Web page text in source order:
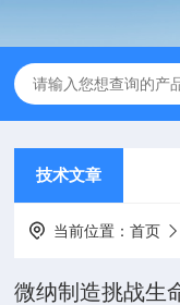
技术文章
当前位置：首页
微纳制造挑战生